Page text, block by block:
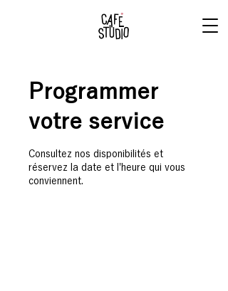
Programmer
votre service
Consultez nos disponibilités et
réservez la date et l'heure qui vous
conviennent.